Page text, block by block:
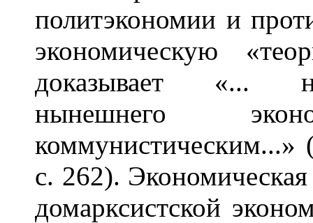
политэкономии и
экономическую
доказывает «...
нынешнего
с. 262).
домарксистской